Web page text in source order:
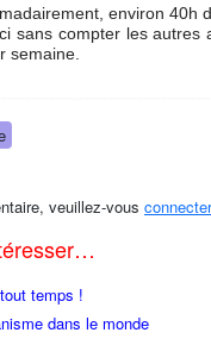
environ 40h
sans compter les
semaine.
veuillez-vous connecter
temps !
dans le monde